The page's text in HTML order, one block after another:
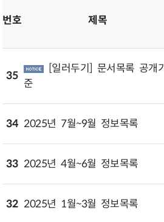
번호 제목
35
[일러두기] 문서목록 공개기
준
34 2025년 7월~9월 정보목록​
33 2025년 4월~6월 정보목록​
32 2025년 1월~3월 정보목록​